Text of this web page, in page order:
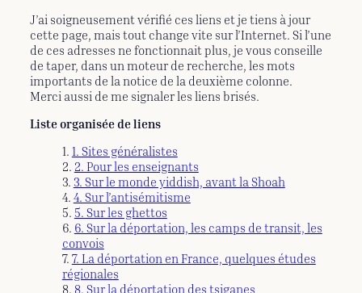
J’ai soigneusement vérifié ces liens et je tiens à jour
cette page, mais tout change vite sur l’Internet. Si l’une
de ces adresses ne fonctionnait plus, je vous conseille
de taper, dans un moteur de recherche, les mots
importants de la notice de la deuxième colonne.
Merci aussi de me signaler les liens brisés.
Liste organisée de liens
1. Sites généralistes
2. Pour les enseignants
3. Sur le monde yiddish, avant la Shoah
4. Sur l’antisémitisme
5. Sur les ghettos
6. Sur la déportation, les camps de transit, les
convois
7. La déportation en France, quelques études
régionales
8. Sur la déportation des tsiganes